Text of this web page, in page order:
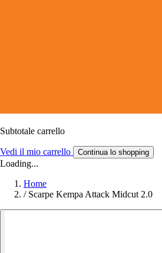
Subtotale carrello
Vedi il mio carrello Continua lo shopping
Loading...
Home
/ Scarpe Kempa Attack Midcut 2.0